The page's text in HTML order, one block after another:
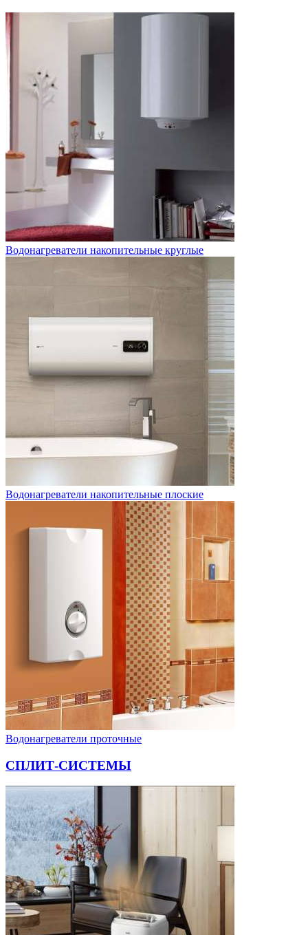
Водонагреватели накопительные круглые
Водонагреватели накопительные плоские
Водонагреватели проточные
СПЛИТ-СИСТЕМЫ